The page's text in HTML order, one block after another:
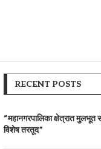
RECENT POSTS
“महानगरपालिका क्षेत्रात मुलभूत
विशेष तरतूद”